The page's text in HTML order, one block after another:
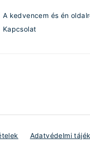
A kedvencem és én
Kapcsolat
Adatvédelmi